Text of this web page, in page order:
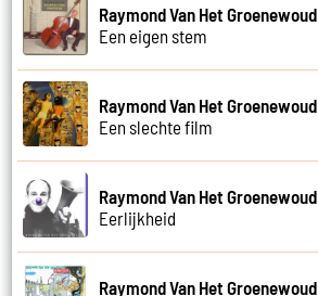
Raymond Van Het Groenewoud
Een eigen stem
Raymond Van Het Groenewoud
Een slechte film
Raymond Van Het Groenewoud
Eerlijkheid
Raymond Van Het Groenewoud